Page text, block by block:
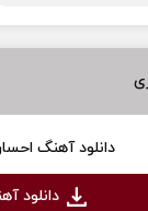
دانلود آهنگ
دانلود